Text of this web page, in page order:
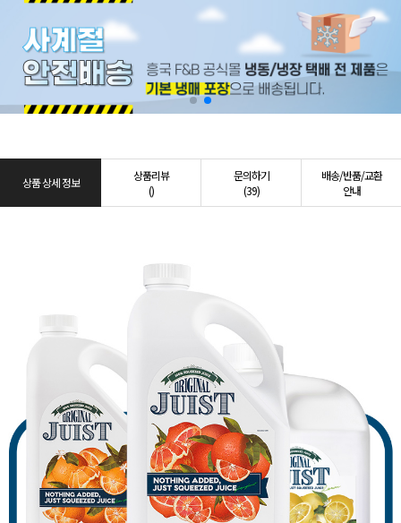
상품 상세 정보
상품리뷰
()
문의하기
(39)
배송/반품/교환
안내